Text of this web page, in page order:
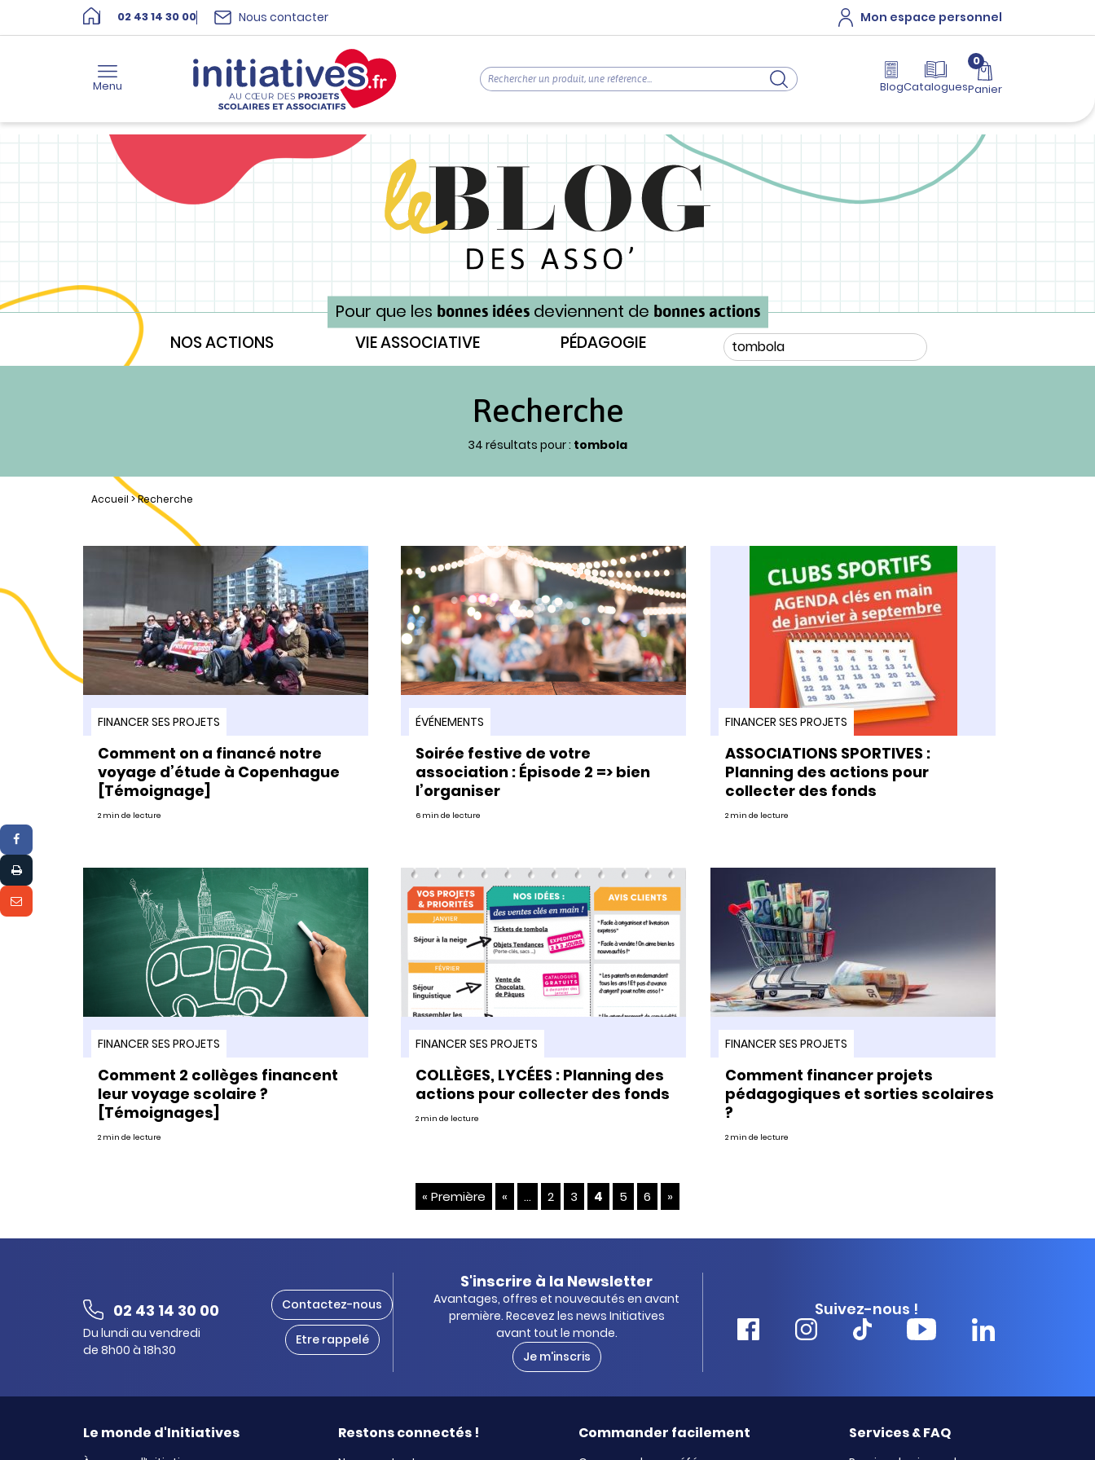
Pour que les bonnes idéesdeviennent de bonnes actions
NOS ACTIONS VIE ASSOCIATIVE PÉDAGOGIE
Recherche
34 résultats pour : tombola
Accueil > Recherche
FINANCER SES PROJETS
Comment on a financé notre
voyage d’étude à Copenhague
[Témoignage]
2 min de lecture
ÉVÉNEMENTS
Soirée festive de votre
association : Épisode 2 => bien
l’organiser
6 min de lecture
FINANCER SES PROJETS
ASSOCIATIONS SPORTIVES :
Planning des actions pour
collecter des fonds
2 min de lecture
FINANCER SES PROJETS
Comment 2 collèges financent
leur voyage scolaire ?
[Témoignages]
2 min de lecture
FINANCER SES PROJETS
COLLÈGES, LYCÉES : Planning des
actions pour collecter des fonds
2 min de lecture
FINANCER SES PROJETS
Comment financer projets
pédagogiques et sorties scolaires
?
2 min de lecture
« Première « ... 2 3 4 5 6 »
02 43 14 30 00 Nous contacter Mon espace personnel
Menu BlogCatalogues
0
Panier
02 43 14 30 00
Du lundi au vendredi
de 8h00 à 18h30
Contactez-nous
Etre rappelé
S'inscrire à la Newsletter
Avantages, offres et nouveautés en avant
première. Recevez les news Initiatives
avant tout le monde.
Je m'inscris
Suivez-nous !
Le monde d'Initiatives Restons connectés ! Commander facilement Services & FAQ